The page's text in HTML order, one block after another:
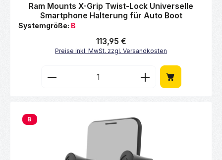
Durchschnittliche Bewertung von 0 von 5 Sternen
Ram Mounts X-Grip Twist-Lock Universelle
Smartphone Halterung für Auto Boot
Systemgröße: B
Regulärer Preis:
113,95 €
Preise inkl. MwSt. zzgl. Versandkosten
Produkt Anzahl: Gib den gewünschten
B